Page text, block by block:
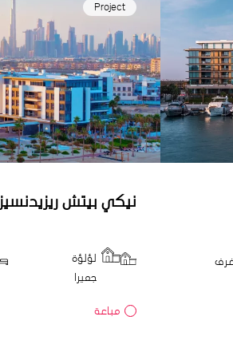
نوم إلى 4 غرف
Project
نيكي بيتش ريزيدنسيز
لؤلؤة
جميرا
مباعة